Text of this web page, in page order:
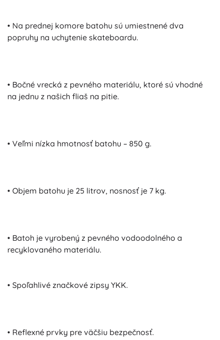
• Na prednej komore batohu sú umiestnené dva
popruhy na uchytenie skateboardu.
• Bočné vrecká z pevného materiálu, ktoré sú vhodné
na jednu z našich fliaš na pitie.
• Veľmi nízka hmotnosť batohu – 850 g.
• Objem batohu je 25 litrov, nosnosť je 7 kg.
• Batoh je vyrobený z pevného vodoodolného a
recyklovaného materiálu.
• Spoľahlivé značkové zipsy YKK.
• Reflexné prvky pre väčšiu bezpečnosť.